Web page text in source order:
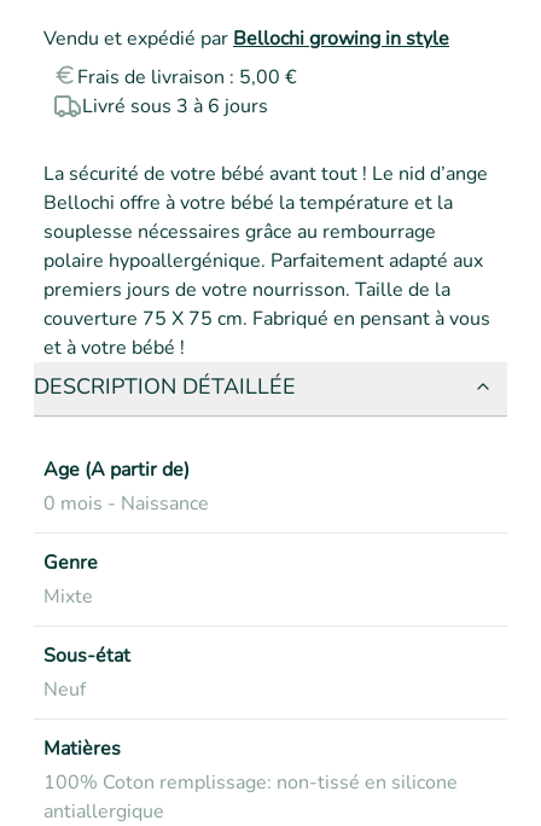
Vendu et expédié par Bellochi growing in style
Frais de livraison : 5,00 €
Livré sous 3 à 6 jours
La sécurité de votre bébé avant tout ! Le nid d’ange
Bellochi offre à votre bébé la température et la
souplesse nécessaires grâce au rembourrage
polaire hypoallergénique. Parfaitement adapté aux
premiers jours de votre nourrisson. Taille de la
couverture 75 X 75 cm. Fabriqué en pensant à vous
et à votre bébé !
DESCRIPTION DÉTAILLÉE
Age (A partir de)
0 mois - Naissance
Genre
Mixte
Sous-état
Neuf
Matières
100% Coton remplissage: non-tissé en silicone
antiallergique